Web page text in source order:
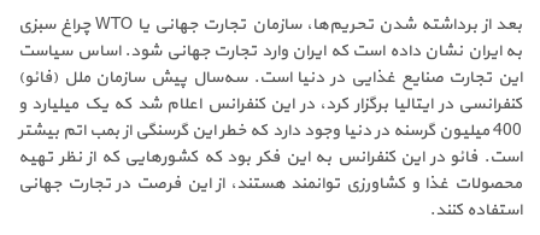
بعد از برداشته شدن تحریم‌ها، سازمان تجارت جهانی یا WTO چراغ سبزی
به ایران نشان داده است که ایران وارد تجارت جهانی شود. اساس سیاست
این تجارت صنایع غذایی در دنیا است. سه‌سال پیش سازمان ملل (فائو)
کنفرانسی در ایتالیا برگزار کرد، در این کنفرانس اعلام شد که یک میلیارد و
400 میلیون گرسنه در دنیا وجود دارد که خطر این گرسنگی از بمب اتم بیشتر
است. فائو در این کنفرانس به این فکر بود که کشورهایی که از نظر تهیه
محصولات غذا و کشاورزی توانمند هستند، از این فرصت در تجارت جهانی
استفاده کنند.